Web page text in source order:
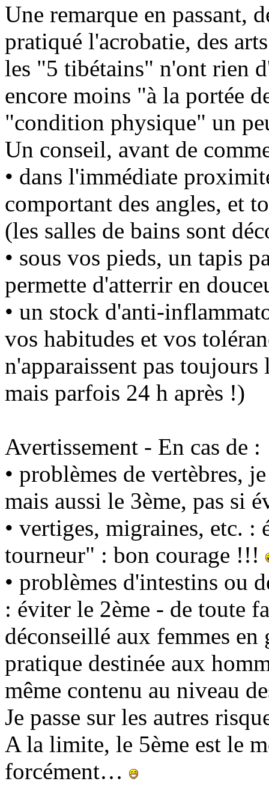
Une remarque en passant,
pratiqué l'acrobatie, des
les "5 tibétains" n'ont rien
encore moins "à la portée
"condition physique" un
Un conseil, avant de
• dans l'immédiate
comportant des angles, et
(les salles de bains sont
• sous vos pieds, un tapis
permette d'atterrir en
• un stock d'anti-
vos habitudes et vos
n'apparaissent pas
mais parfois 24 h après !)
Avertissement - En cas de :
• problèmes de vertèbres,
mais aussi le 3ème, pas si
• vertiges, migraines, etc.
tourneur" : bon courage !!!
• problèmes d'intestins ou
: éviter le 2ème - de toute
déconseillé aux femmes
pratique destinée aux
même contenu au niveau
Je passe sur les autres
A la limite, le 5ème est le
forcément…